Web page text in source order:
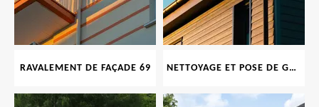
RAVALEMENT DE FAÇADE 69 NETTOYAGE ET POSE DE GOUTTIÈRE 69